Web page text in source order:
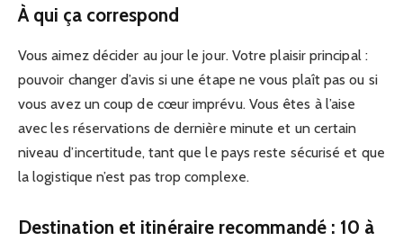
À qui ça correspond
Vous aimez décider au jour le jour. Votre plaisir principal :
pouvoir changer d’avis si une étape ne vous plaît pas ou si
vous avez un coup de cœur imprévu. Vous êtes à l’aise
avec les réservations de dernière minute et un certain
niveau d’incertitude, tant que le pays reste sécurisé et que
la logistique n’est pas trop complexe.
Destination et itinéraire recommandé : 10 à